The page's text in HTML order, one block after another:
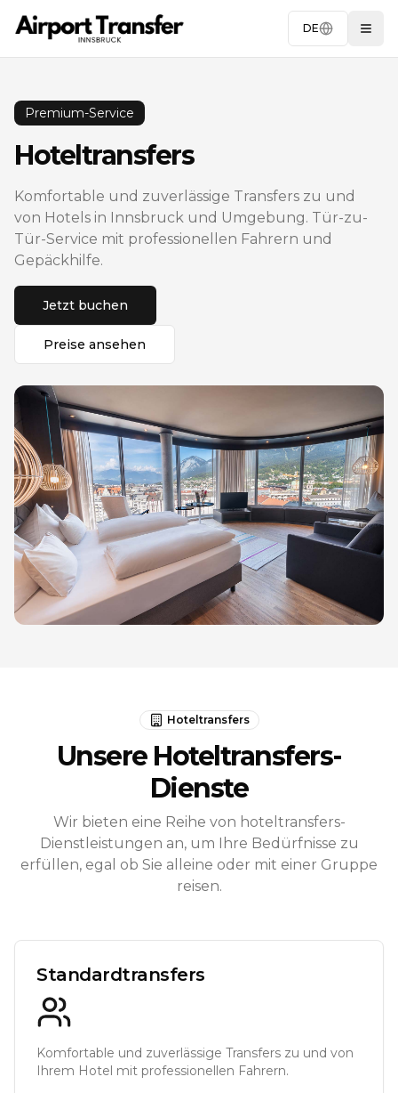
DE
Premium-Service
Hoteltransfers
Komfortable und zuverlässige Transfers zu und
von Hotels in Innsbruck und Umgebung. Tür-zu-
Tür-Service mit professionellen Fahrern und
Gepäckhilfe.
Jetzt buchen
Preise ansehen
Hoteltransfers
Unsere Hoteltransfers-
Dienste
Wir bieten eine Reihe von hoteltransfers-
Dienstleistungen an, um Ihre Bedürfnisse zu
erfüllen, egal ob Sie alleine oder mit einer Gruppe
reisen.
Standardtransfers
Komfortable und zuverlässige Transfers zu und von
Ihrem Hotel mit professionellen Fahrern.